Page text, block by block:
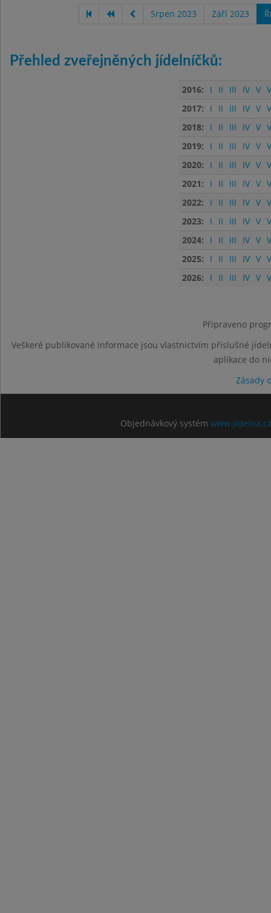
Srpen 2023 Září 2023
Přehled zveřejněných jídelníčků:
2016: I II III IV V
2017:
I II III IV V
2018:
I II III IV V
2019:
I II III IV V
2020:
I II III IV V
2021:
I II III IV V
2022:
I II III IV V
2023:
I II III IV V
2024:
I II III IV V
2025:
I II III IV V
2026:
I II III IV V
Připraveno
Veškeré publikované informace jsou vlastnictvím příslušné
aplikace do
Zásady
Objednávkový systém www.jidelna.cz